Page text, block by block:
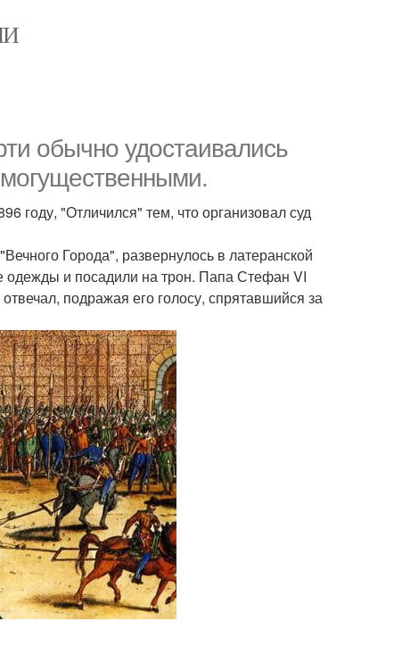
обычно удостаивались
году, "Отличился" тем, что организовал суд
Города", развернулось в латеранской
и посадили на трон. Папа Стефан VI
подражая его голосу, спрятавшийся за